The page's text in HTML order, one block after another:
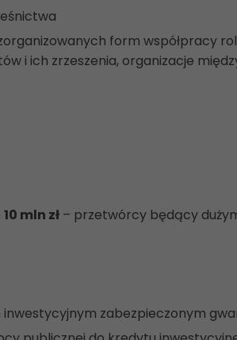
form współpracy
i ich zrzeszenia, organizacje
10 mln zł – przetwórcy będący
zabezpieczonym